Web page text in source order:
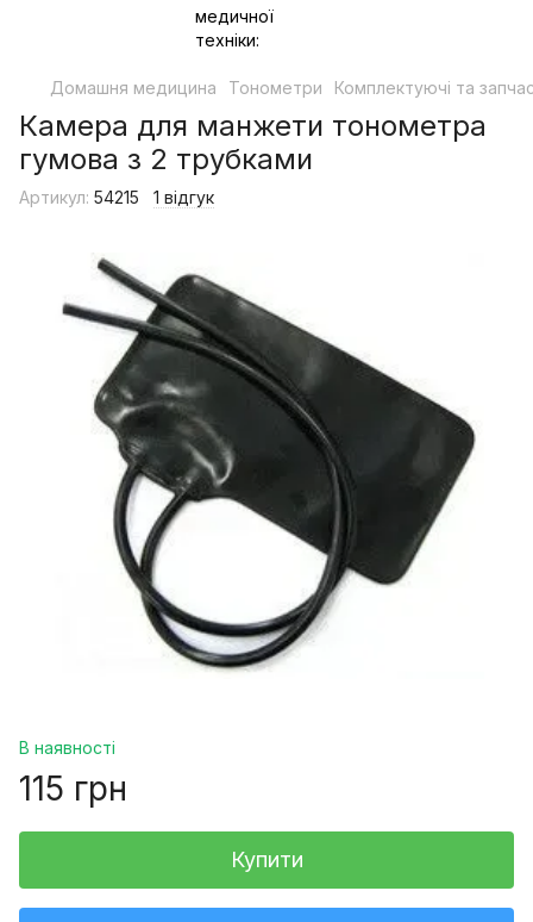
Домашня медицина Тонометри Комплектуючі та
Камера для манжети тонометра
гумова з 2 трубками
Артикул: 54215 1 відгук
В наявності
115 грн
Купити